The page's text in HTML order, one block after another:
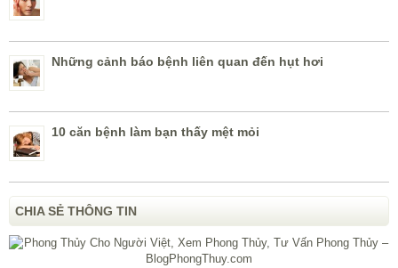
Những cảnh báo bệnh liên quan đến hụt hơi
10 căn bệnh làm bạn thấy mệt mỏi
CHIA SẺ THÔNG TIN